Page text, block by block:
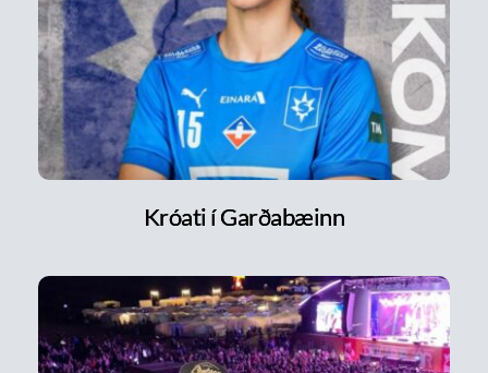
Króati í Garðabæinn